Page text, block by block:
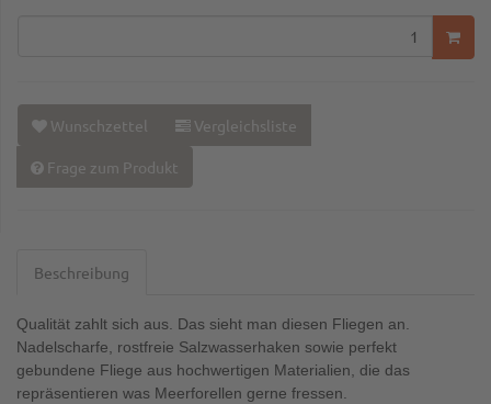
Wunschzettel Vergleichsliste
Frage zum Produkt
Beschreibung
Qualität zahlt sich aus. Das sieht man diesen Fliegen an.
Nadelscharfe, rostfreie Salzwasserhaken sowie perfekt
gebundene Fliege aus hochwertigen Materialien, die das
repräsentieren was Meerforellen gerne fressen.